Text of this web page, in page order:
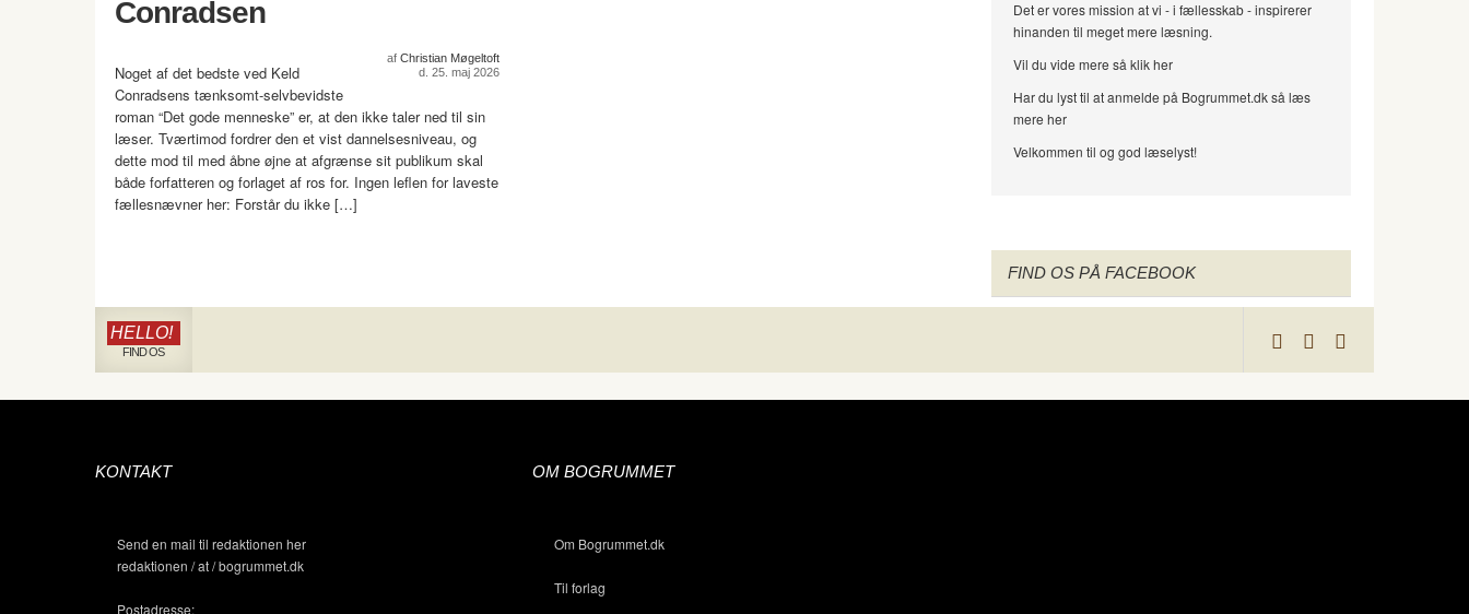
Conradsen
af Christian Møgeltoft
d. 25. maj 2026
Noget af det bedste ved Keld
Conradsens tænksomt-selvbevidste
roman “Det gode menneske” er, at den ikke taler ned til sin
læser. Tværtimod fordrer den et vist dannelsesniveau, og
dette mod til med åbne øjne at afgrænse sit publikum skal
både forfatteren og forlaget af ros for. Ingen leflen for laveste
fællesnævner her: Forstår du ikke […]
Det er vores mission at vi - i fællesskab - inspirerer
hinanden til meget mere læsning.
Vil du vide mere så klik her
Har du lyst til at anmelde på Bogrummet.dk så læs
mere her
Velkommen til og god læselyst!
FIND OS PÅ FACEBOOK
HELLO!
FIND OS
KONTAKT
Send en mail til redaktionen her
redaktionen / at / bogrummet.dk
Postadresse:
OM BOGRUMMET
Om Bogrummet.dk
Til forlag